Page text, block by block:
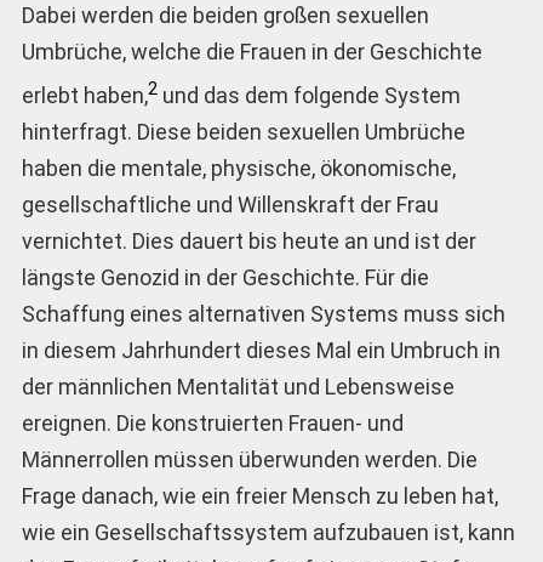
Dabei werden die beiden großen sexuellen
Umbrüche, welche die Frauen in der Geschichte
erlebt haben,2und das dem folgende System
hinterfragt. Diese beiden sexuellen Umbrüche
haben die mentale, physische, ökonomische,
gesellschaftliche und Willenskraft der Frau
vernichtet. Dies dauert bis heute an und ist der
längste Genozid in der Geschichte. Für die
Schaffung eines alternativen Systems muss sich
in diesem Jahrhundert dieses Mal ein Umbruch in
der männlichen Mentalität und Lebensweise
ereignen. Die konstruierten Frauen- und
Männerrollen müssen überwunden werden. Die
Frage danach, wie ein freier Mensch zu leben hat,
wie ein Gesellschaftssystem aufzubauen ist, kann